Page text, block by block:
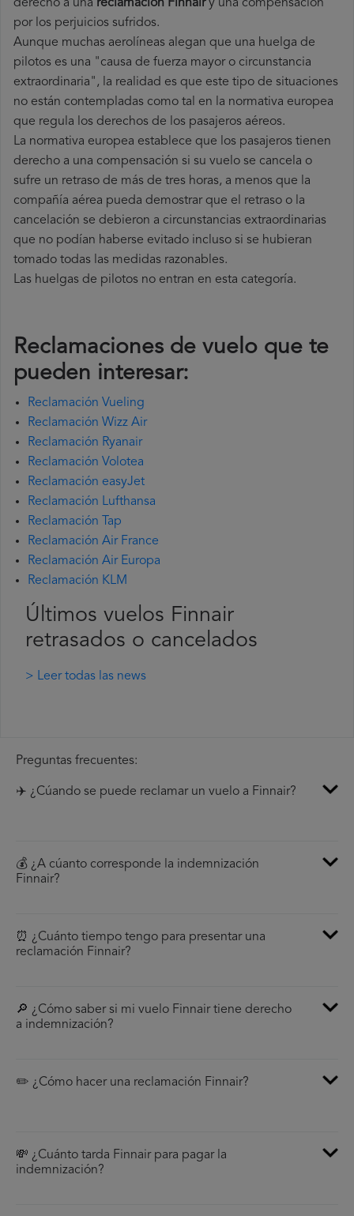
derecho a una reclamación Finnairy una compensación
por los perjuicios sufridos.
Aunque muchas aerolíneas alegan que una huelga de
pilotos es una "causa de fuerza mayor o circunstancia
extraordinaria", la realidad es que este tipo de situaciones
no están contempladas como tal en la normativa europea
que regula los derechos de los pasajeros aéreos.
La normativa europea establece que los pasajeros tienen
derecho a una compensación si su vuelo se cancela o
sufre un retraso de más de tres horas, a menos que la
compañía aérea pueda demostrar que el retraso o la
cancelación se debieron a circunstancias extraordinarias
que no podían haberse evitado incluso si se hubieran
tomado todas las medidas razonables.
Las huelgas de pilotos no entran en esta categoría.
Reclamaciones de vuelo que te
pueden interesar:
Reclamación Vueling
Reclamación Wizz Air
Reclamación Ryanair
Reclamación Volotea
Reclamación easyJet
Reclamación Lufthansa
Reclamación Tap
Reclamación Air France
Reclamación Air Europa
Reclamación KLM
Últimos vuelos Finnair
retrasados o cancelados
> Leer todas las news
Preguntas frecuentes:
✈️ ¿Cúando se puede reclamar un vuelo a Finnair?
💰 ¿A cúanto corresponde la indemnización
Finnair?
⏰ ¿Cuánto tiempo tengo para presentar una
reclamación Finnair?
🔎 ¿Cómo saber si mi vuelo Finnair tiene derecho
a indemnización?
✏️ ¿Cómo hacer una reclamación Finnair?
💸 ¿Cuánto tarda Finnair para pagar la
indemnización?